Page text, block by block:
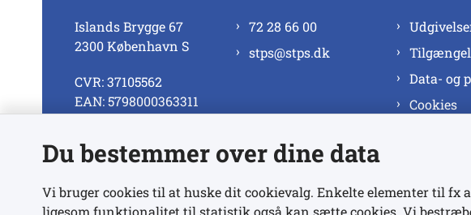
Islands Brygge 67
2300 København S
CVR: 37105562
EAN: 5798000363311
72 28 66 00
stps@stps.dk
Se alle kontaktnumre
Data- og
Cookies
Du bestemmer over dine data
Vi bruger cookies til at huske dit cookievalg. Enkelte elementer til
ligesom funktionalitet til statistik også kan sætte cookies. Vi